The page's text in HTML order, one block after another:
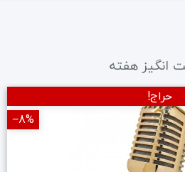
انگیز هفته
حراج!
‎−8%